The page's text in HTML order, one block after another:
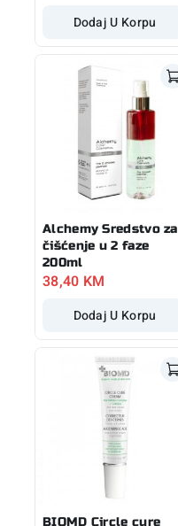
Dodaj U Korpu
Alchemy Sredstvo za
čišćenje u 2 faze
200ml
38,40 KM
Dodaj U Korpu
BIOMD Circle cure